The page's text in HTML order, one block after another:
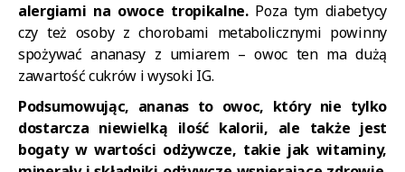
alergiami na owoce tropikalne.Poza tym diabetycy
czy też osoby z chorobami metabolicznymi powinny
spożywać ananasy z umiarem – owoc ten ma dużą
zawartość cukrów i wysoki IG.
Podsumowując, ananas to owoc, który nie tylko
dostarcza niewielką ilość kalorii, ale także jest
bogaty w wartości odżywcze, takie jak witaminy,